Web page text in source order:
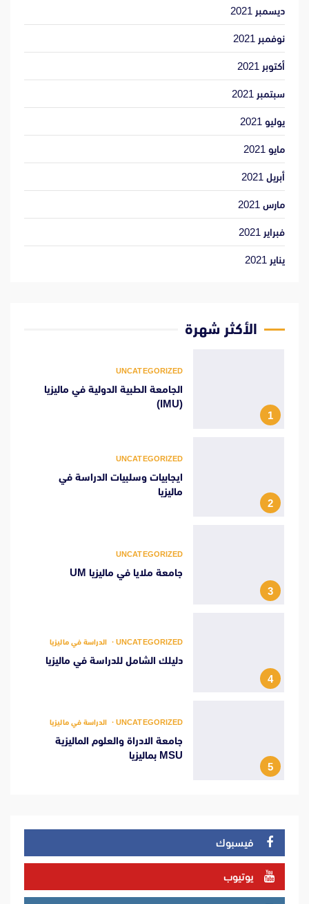
ديسمبر 2021
نوفمبر 2021
أكتوبر 2021
سبتمبر 2021
يوليو 2021
مايو 2021
أبريل 2021
مارس 2021
فبراير 2021
يناير 2021
الأكثر شهرة
1
UNCATEGORIZED
الجامعة الطبية الدولية في ماليزيا
(IMU)
2
UNCATEGORIZED
ايجابيات وسلبيات الدراسة في
ماليزيا
3
UNCATEGORIZED
جامعة ملايا في ماليزيا UM
4
UNCATEGORIZED الدراسة في ماليزيا
دليلك الشامل للدراسة في ماليزيا
5
UNCATEGORIZED الدراسة في ماليزيا
جامعة الادراة والعلوم الماليزية
MSU بماليزيا
فيسبوك
يوتيوب